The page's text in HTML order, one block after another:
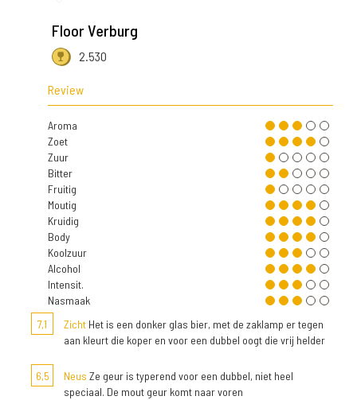
Floor Verburg
2.530
Review
Aroma
Zoet
Zuur
Bitter
Fruitig
Moutig
Kruidig
Body
Koolzuur
Alcohol
Intensit.
Nasmaak
7,1
Zicht Het is een donker glas bier, met de zaklamp er tegen
aan kleurt die koper en voor een dubbel oogt die vrij helder
6,5 Neus Ze geur is typerend voor een dubbel, niet heel
speciaal. De mout geur komt naar voren